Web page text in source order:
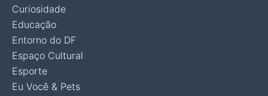
Curiosidade
Educação
Entorno do DF
Espaço Cultural
Esporte
Eu Você & Pets